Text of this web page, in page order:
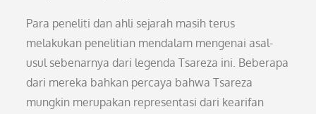
Para peneliti dan ahli sejarah masih terus
melakukan penelitian mendalam mengenai asal-
usul sebenarnya dari legenda Tsareza ini. Beberapa
dari mereka bahkan percaya bahwa Tsareza
mungkin merupakan representasi dari kearifan